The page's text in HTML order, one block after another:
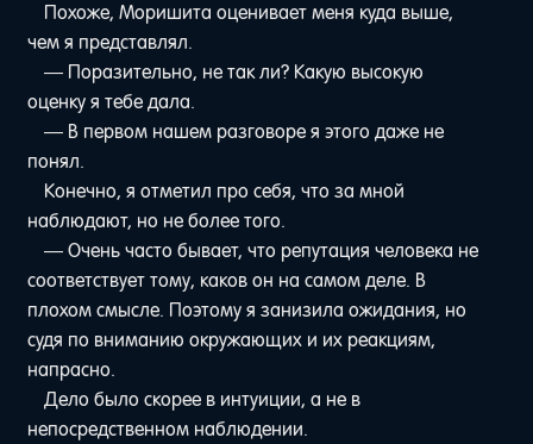
Похоже, Моришита оценивает меня куда выше,
чем я представлял.
— Поразительно, не так ли? Какую высокую
оценку я тебе дала.
— В первом нашем разговоре я этого даже не
понял.
Конечно, я отметил про себя, что за мной
наблюдают, но не более того.
— Очень часто бывает, что репутация человека не
соответствует тому, каков он на самом деле. В
плохом смысле. Поэтому я занизила ожидания, но
судя по вниманию окружающих и их реакциям,
напрасно.
Дело было скорее в интуиции, а не в
непосредственном наблюдении.